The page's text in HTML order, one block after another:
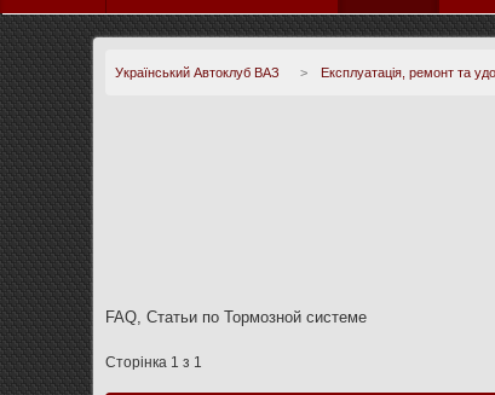
Український Автоклуб ВАЗ > Експлуатація, ремонт та
FAQ, Статьи по Тормозной системе
Сторінка 1 з 1